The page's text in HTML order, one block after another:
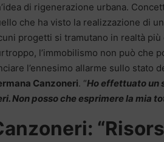
di rigenerazione urbana.
che ha visto la realizzazione di un
progetti si tramutano in realtà
l’immobilismo non può che
l’ennesimo allarme sullo stato
Canzoneri. “Ho effettuato un
Non posso che esprimere la mia